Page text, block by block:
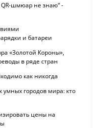
QR-шмюар не знаю“ -
и батареи
«Золотой Короны»,
в ряде стран
как никогда
городов мира: кто
цены на